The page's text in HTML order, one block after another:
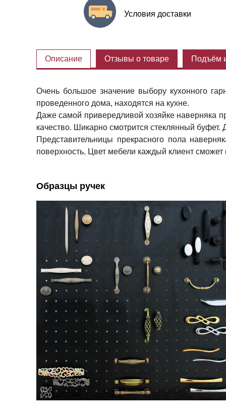
Условия доставки
Описание Отзывы о товаре Подъём
Очень большое значение выбору кухонного
проведенного дома, находятся на кухне.
Даже самой привередливой хозяйке наверняка
качество. Шикарно смотрится стеклянный
Представительницы прекрасного пола
поверхность. Цвет мебели каждый клиент
Образцы ручек